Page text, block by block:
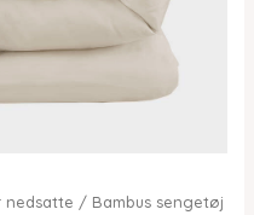
nedsatte / Bambus sengetøj